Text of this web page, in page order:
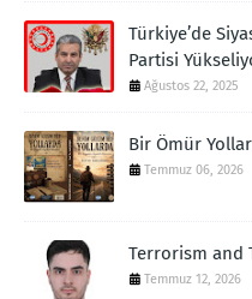
Türkiye’de
Partisi
Ağustos 22, 2025
Bir Ömür
Temmuz 06, 2026
Terrorism and
Temmuz 12, 2026